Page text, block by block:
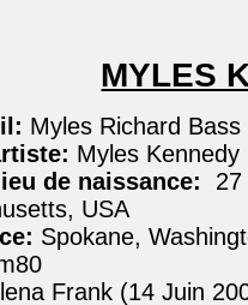
MYLES
Myles Richard Bass
Myles Kennedy
de naissance:
USA
Spokane,
Frank (14 Juin